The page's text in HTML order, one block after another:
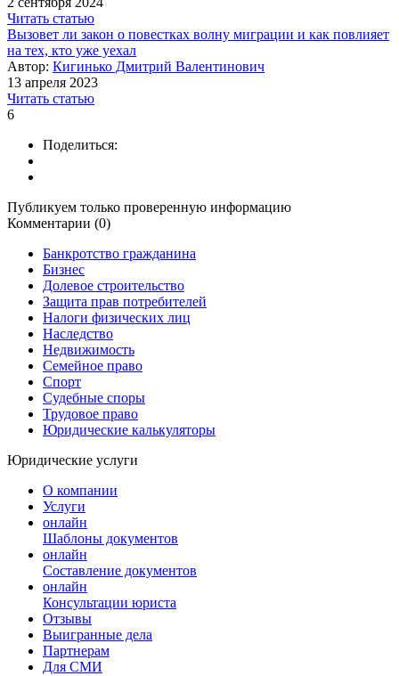
Читать статью
Вызовет ли закон о повестках волну миграции и как повлияет
на тех, кто уже уехал
Автор: Кигинько Дмитрий Валентинович
13 апреля 2023
Читать статью
6
Поделиться:
Публикуем только проверенную информацию
Комментарии (0)
Банкротство гражданина
Бизнес
Долевое строительство
Защита прав потребителей
Налоги физических лиц
Наследство
Недвижимость
Семейное право
Спорт
Судебные споры
Трудовое право
Юридические калькуляторы
Юридические услуги
О компании
Услуги
онлайн
Шаблоны документов
онлайн
Составление документов
онлайн
Консультации юриста
Отзывы
Выигранные дела
Партнерам
Для СМИ